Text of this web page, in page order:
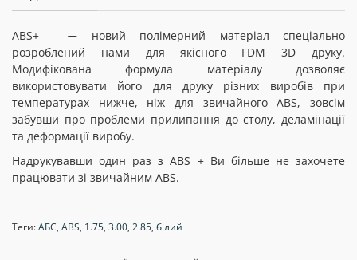
ABS+ —
новий полімерний матеріал спеціально
розроблений нами для якісного FDM 3D друку.
Модифікована формула матеріалу дозволяє
використовувати його для друку різних виробів при
температурах нижче, ніж для звичайного ABS, зовсім
забувши про проблеми прилипання до столу, деламінації
та деформації виробу.
Надрукувавши один раз з АBS + Ви більше не захочете
працювати зі звичайним АBS.
Теги:АБС, ABS, 1.75, 3.00, 2.85, білий